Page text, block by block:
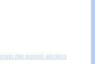
del popolo ebraico